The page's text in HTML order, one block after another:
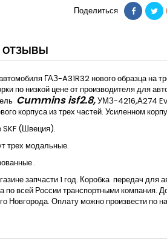
Поделиться
ОТЗЫВЫ
ГАЗ-A31R32 нового образца на
по низкой цене от производителя для
Cummins isf2.8,УМЗ-4216,А274
корпуса из трех частей. Усиленном
SKF (Швеция).
трех модальные.
.
запчасти 1 год. Коробка передач для
по всей России транспортными компания.
Новгорода. Оплату можно произвести по